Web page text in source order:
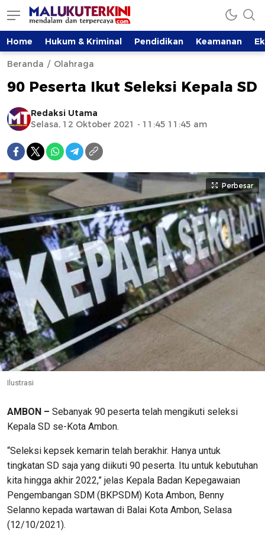
Home Hukum & Kriminal Pendidikan Keamanan
Beranda Olahraga
90 Peserta Ikut Seleksi Kepala SD
Redaksi Utama
Selasa, 12 Oktober 2021 - 11:45 11:45 am
Perbesar
Ilustrasi
AMBON – Sebanyak 90 peserta telah mengikuti seleksi
Kepala SD se-Kota Ambon.
“Seleksi kepsek kemarin telah berakhir. Hanya untuk
tingkatan SD saja yang diikuti 90 peserta. Itu untuk kebutuhan
kita hingga akhir 2022,” jelas Kepala Badan Kepegawaian
Pengembangan SDM (BKPSDM) Kota Ambon, Benny
Selanno kepada wartawan di Balai Kota Ambon, Selasa
(12/10/2021).